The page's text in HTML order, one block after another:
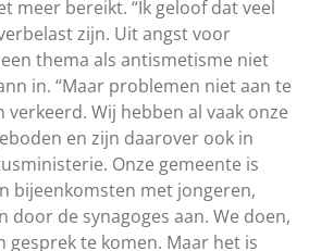
meer bereikt. “Ik geloof dat veel
zijn. Uit angst voor
thema als antismetisme niet
in. “Maar problemen niet aan te
verkeerd. Wij hebben al vaak onze
en zijn daarover ook in
Onze gemeente is
bijeenkomsten met jongeren,
door de synagoges aan. We doen,
gesprek te komen. Maar het is